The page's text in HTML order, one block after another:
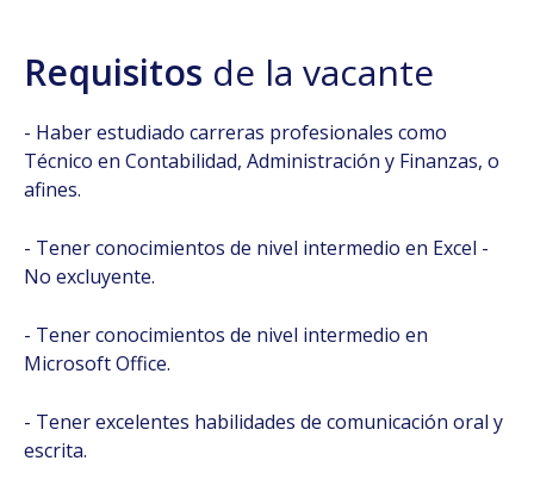
Requisitos de la vacante
- Haber estudiado carreras profesionales como
Técnico en Contabilidad, Administración y Finanzas, o
afines.
- Tener conocimientos de nivel intermedio en Excel -
No excluyente.
- Tener conocimientos de nivel intermedio en
Microsoft Office.
- Tener excelentes habilidades de comunicación oral y
escrita.